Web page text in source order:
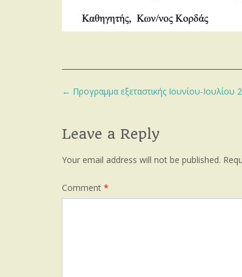
Post
← Προγραμμα εξεταστικής Ιουνίου-Ιουλίου
Leave a Reply
Your email address will not be published.
Comment *